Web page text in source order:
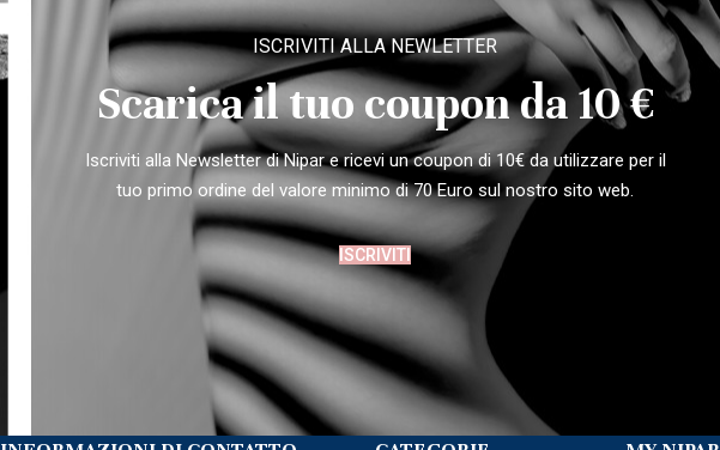
ISCRIVITI ALLA NEWLETTER
Scarica il tuo coupon da 10 €
Iscriviti alla Newsletter di Nipar e ricevi un coupon di 10€ da utilizzare per il
tuo primo ordine del valore minimo di 70 Euro sul nostro sito web.
ISCRIVITI